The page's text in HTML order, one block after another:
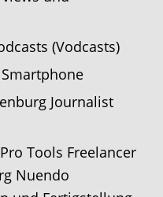
(Vodcasts)
Journalist
Tools Freelancer
Nuendo